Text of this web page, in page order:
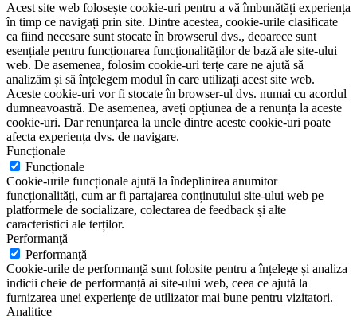
Acest site web folosește cookie-uri pentru a vă îmbunătăți experiența
în timp ce navigați prin site. Dintre acestea, cookie-urile clasificate
ca fiind necesare sunt stocate în browserul dvs., deoarece sunt
esențiale pentru funcționarea funcționalităților de bază ale site-ului
web. De asemenea, folosim cookie-uri terțe care ne ajută să
analizăm și să înțelegem modul în care utilizați acest site web.
Aceste cookie-uri vor fi stocate în browser-ul dvs. numai cu acordul
dumneavoastră. De asemenea, aveți opțiunea de a renunța la aceste
cookie-uri. Dar renunțarea la unele dintre aceste cookie-uri poate
afecta experiența dvs. de navigare.
Funcționale
Funcționale
Cookie-urile funcționale ajută la îndeplinirea anumitor
funcționalități, cum ar fi partajarea conținutului site-ului web pe
platformele de socializare, colectarea de feedback și alte
caracteristici ale terților.
Performanţă
Performanţă
Cookie-urile de performanță sunt folosite pentru a înțelege și analiza
indicii cheie de performanță ai site-ului web, ceea ce ajută la
furnizarea unei experiențe de utilizator mai bune pentru vizitatori.
Analitice